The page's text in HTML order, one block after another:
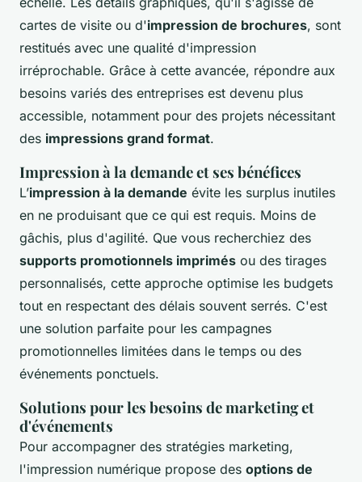
cartes de visite ou d'impression de brochures, sont
restitués avec une qualité d'impression
irréprochable. Grâce à cette avancée, répondre aux
besoins variés des entreprises est devenu plus
accessible, notamment pour des projets nécessitant
des impressions grand format.
Impression à la demande et ses bénéfices
L’impression à la demande évite les surplus inutiles
en ne produisant que ce qui est requis. Moins de
gâchis, plus d'agilité. Que vous recherchiez des
supports promotionnels imprimés ou des tirages
personnalisés, cette approche optimise les budgets
tout en respectant des délais souvent serrés. C'est
une solution parfaite pour les campagnes
promotionnelles limitées dans le temps ou des
événements ponctuels.
Solutions pour les besoins de marketing et
d'événements
Pour accompagner des stratégies marketing,
l'impression numérique propose des options de